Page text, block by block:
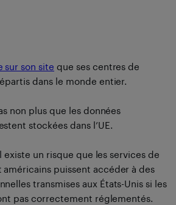
sur son site que ses centres de
dans le monde entier.
non plus que les données
stockées dans l’UE.
existe un risque que les services de
puissent accéder à des
transmises aux États-Unis si les
pas correctement réglementés.